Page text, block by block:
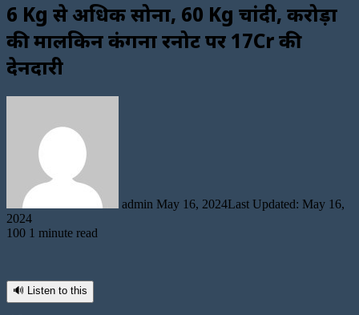
6 Kg से अधिक सोना, 60 Kg चांदी, करोड़ों
की मालकिन कंगना रनोट पर 17Cr की
देनदारी
admin May 16, 2024Last Updated: May 16,
2024
100 1 minute read
🔊 Listen to this